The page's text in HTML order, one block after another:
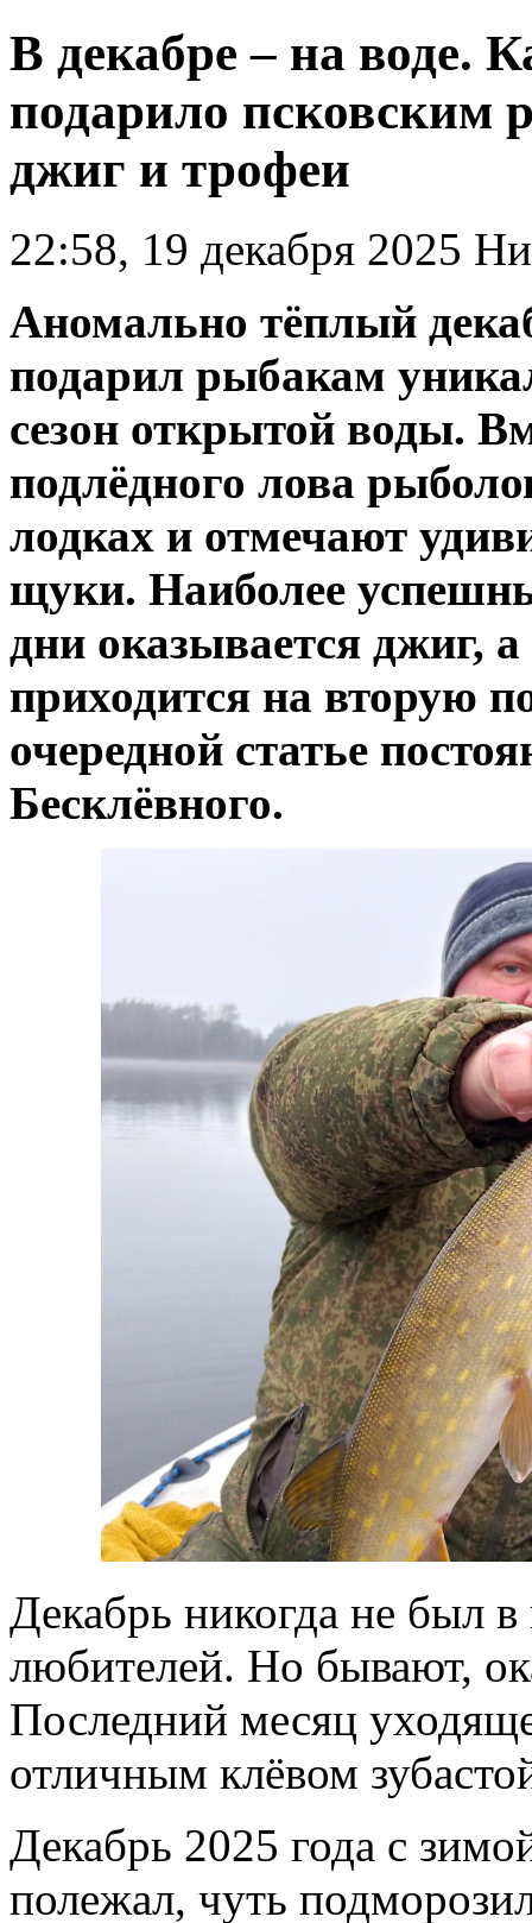
В декабре – на воде.
подарило псковским
джиг и трофеи
22:58, 19 декабря 2025
Аномально тёплый
подарил рыбакам
сезон открытой воды.
подлёдного лова
лодках и отмечают
щуки. Наиболее
дни оказывается джиг,
приходится на вторую
очередной статье
Бесклёвного.
Декабрь никогда не был
любителей. Но бывают,
Последний месяц
отличным клёвом
Декабрь 2025 года с
полежал, чуть